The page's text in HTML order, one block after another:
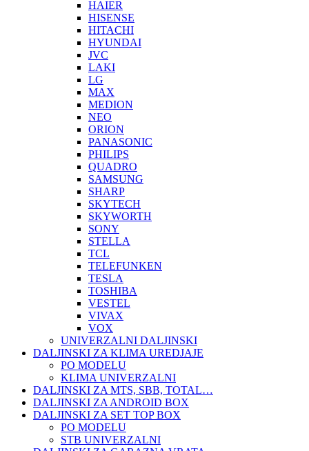
HAIER
HISENSE
HITACHI
HYUNDAI
JVC
LAKI
LG
MAX
MEDION
NEO
ORION
PANASONIC
PHILIPS
QUADRO
SAMSUNG
SHARP
SKYTECH
SKYWORTH
SONY
STELLA
TCL
TELEFUNKEN
TESLA
TOSHIBA
VESTEL
VIVAX
VOX
UNIVERZALNI DALJINSKI
DALJINSKI ZA KLIMA UREDJAJE
PO MODELU
KLIMA UNIVERZALNI
DALJINSKI ZA MTS, SBB, TOTAL…
DALJINSKI ZA ANDROID BOX
DALJINSKI ZA SET TOP BOX
PO MODELU
STB UNIVERZALNI